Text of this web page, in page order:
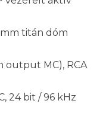
mm titán dóm
output MC), RCA
24 bit / 96 kHz